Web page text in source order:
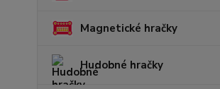
Magnetické hračky
Hudobné hračky